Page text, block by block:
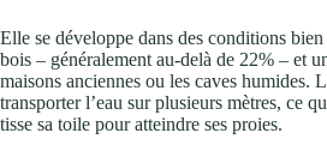
Elle se développe dans des conditions
bois – généralement au-delà de 22% – et
maisons anciennes ou les caves humides.
transporter l’eau sur plusieurs mètres, ce
tisse sa toile pour atteindre ses proies.